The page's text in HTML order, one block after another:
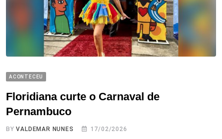
ACONTECEU
Floridiana curte o Carnaval de
Pernambuco
BYVALDEMAR NUNES 17/02/2026